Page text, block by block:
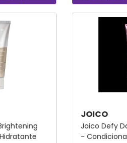
JOICO
Joico Defy
-